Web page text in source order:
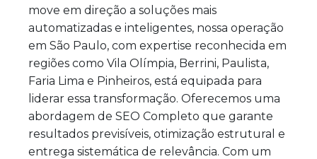
move em direção a soluções mais
automatizadas e inteligentes, nossa operação
em São Paulo, com expertise reconhecida em
regiões como Vila Olímpia, Berrini, Paulista,
Faria Lima e Pinheiros, está equipada para
liderar essa transformação. Oferecemos uma
abordagem de SEO Completo que garante
resultados previsíveis, otimização estrutural e
entrega sistemática de relevância. Com um